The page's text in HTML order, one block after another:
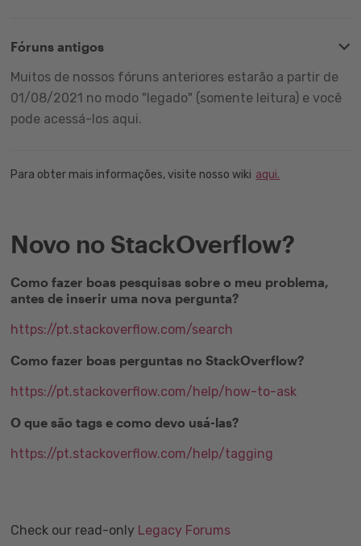
Fóruns antigos
Muitos de nossos fóruns anteriores estarão a partir de
01/08/2021 no modo "legado" (somente leitura) e você
pode acessá-los aqui.
Para obter mais informações, visite nosso wiki aqui.
Novo no StackOverflow?
Como fazer boas pesquisas sobre o meu problema,
antes de inserir uma nova pergunta?
https://pt.stackoverflow.com/search
Como fazer boas perguntas no StackOverflow?
https://pt.stackoverflow.com/help/how-to-ask
O que são tags e como devo usá-las?
https://pt.stackoverflow.com/help/tagging
Check our read-only Legacy Forums